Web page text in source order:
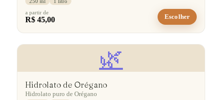
a partir de
R$ 45,00 Escolher
🌿
Hidrolato de Orégano
Hidrolato puro de Orégano